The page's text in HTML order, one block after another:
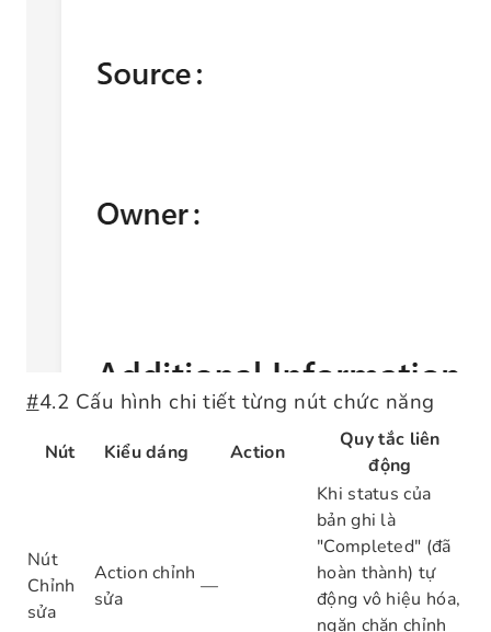
#4.2 Cấu hình chi tiết từng nút chức năng
Nút Kiểu dáng Action
Quy tắc liên
động
Nút
Chỉnh
sửa
Action chỉnh
sửa
—
Khi status của
bản ghi là
"Completed" (đã
hoàn thành) tự
động vô hiệu hóa,
ngăn chặn chỉnh